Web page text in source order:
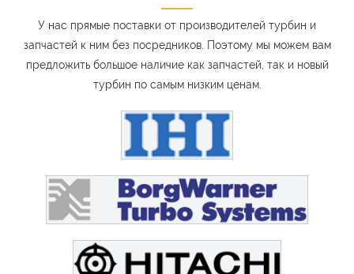
У нас прямые поставки от производителей турбин и
запчастей к ним без посредников. Поэтому мы можем вам
предложить большое наличие как запчастей, так и новый
турбин по самым низким ценам.